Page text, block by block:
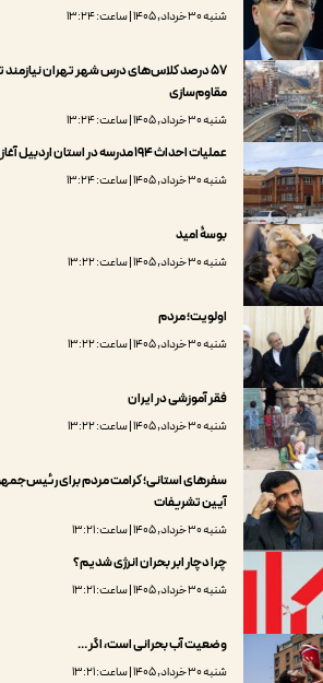
شنبه ۳۰ خرداد, ۱۴۰۵ | ساعت: ۱۳:۲۴
۵۷ درصد کلاس‌های درس شهر تهران نیازمند
مقاوم‌سازی
شنبه ۳۰ خرداد, ۱۴۰۵ | ساعت: ۱۳:۲۴
عملیات احداث ۱۹۴ مدرسه در استان اردبیل آغاز شد
شنبه ۳۰ خرداد, ۱۴۰۵ | ساعت: ۱۳:۲۴
بوسۀ امید
شنبه ۳۰ خرداد, ۱۴۰۵ | ساعت: ۱۳:۲۲
اولویت؛ مردم
شنبه ۳۰ خرداد, ۱۴۰۵ | ساعت: ۱۳:۲۲
فقر آموزشی در ایران
شنبه ۳۰ خرداد, ۱۴۰۵ | ساعت: ۱۳:۲۲
سفرهای استانی؛ کرامت مردم برای
آیین تشریفات
شنبه ۳۰ خرداد, ۱۴۰۵ | ساعت: ۱۳:۲۱
چرا دچار ابر بحران انرژی شدیم؟
شنبه ۳۰ خرداد, ۱۴۰۵ | ساعت: ۱۳:۲۱
وضعیت آب بحرانی است، اگر …
شنبه ۳۰ خرداد, ۱۴۰۵ | ساعت: ۱۳:۲۱